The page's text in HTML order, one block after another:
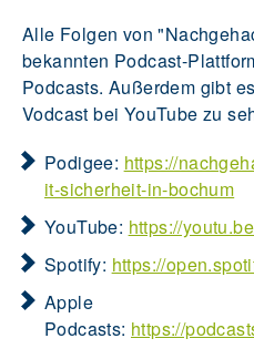
Alle Folgen von
bekannten Podcast-
Podcasts. Außerdem gibt
Vodcast bei YouTube zu
Podigee: https://
it-sicherheit-in-bochum
YouTube: https://
Spotify: https://
Apple
Podcasts: https://